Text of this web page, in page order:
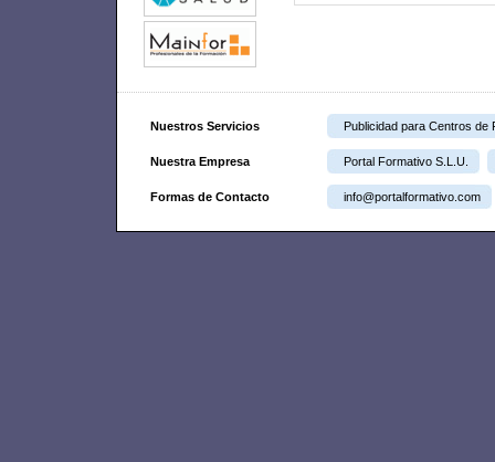
Nuestros Servicios Publicidad para Centros de
Nuestra Empresa Portal Formativo S.L.U.
Formas de Contacto info@portalformativo.com